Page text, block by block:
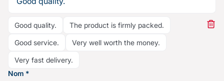
Good quality. The product is firmly packed.
Good service. Very well worth the money.
Very fast delivery.
Nom *